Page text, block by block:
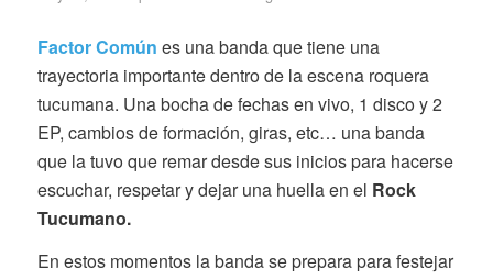
Factor Común es una banda que tiene una
trayectoria importante dentro de la escena roquera
tucumana. Una bocha de fechas en vivo, 1 disco y 2
EP, cambios de formación, giras, etc… una banda
que la tuvo que remar desde sus inicios para hacerse
escuchar, respetar y dejar una huella en el Rock
Tucumano.
En estos momentos la banda se prepara para festejar